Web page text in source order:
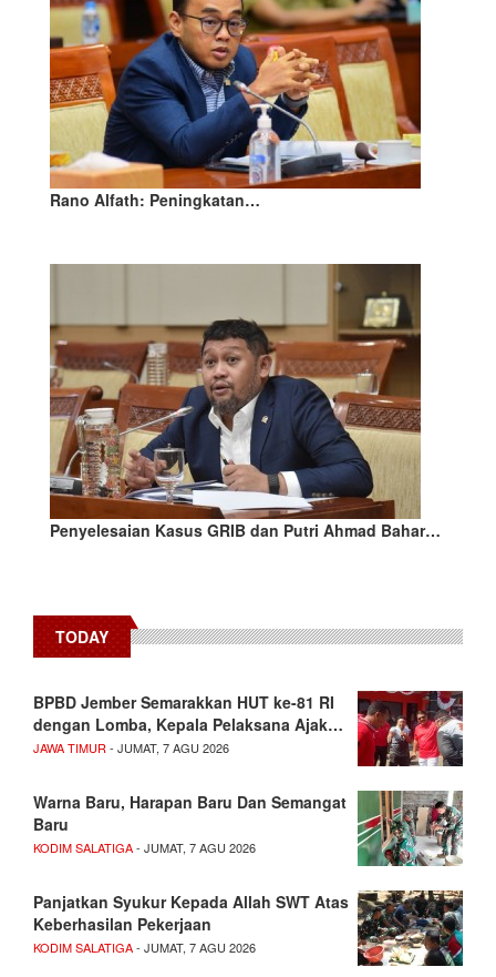
Rano Alfath: Peningkatan…
Penyelesaian Kasus GRIB dan Putri Ahmad Bahar…
TODAY
BPBD Jember Semarakkan HUT ke-81 RI
dengan Lomba, Kepala Pelaksana Ajak…
JAWA TIMUR- JUMAT, 7 AGU 2026
Warna Baru, Harapan Baru Dan Semangat
Baru
KODIM SALATIGA- JUMAT, 7 AGU 2026
Panjatkan Syukur Kepada Allah SWT Atas
Keberhasilan Pekerjaan
KODIM SALATIGA- JUMAT, 7 AGU 2026